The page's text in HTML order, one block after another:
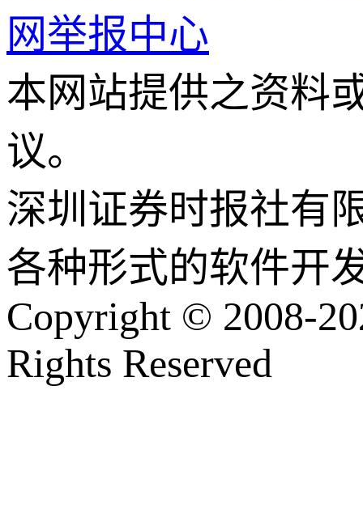
网举报中心
本网站提供之资料
议。
深圳证券时报社有
各种形式的软件开
Copyright © 2008-
Rights Reserved